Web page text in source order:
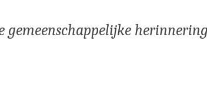
gemeenschappelijke